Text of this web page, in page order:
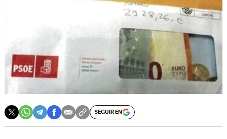
SEGUIR EN